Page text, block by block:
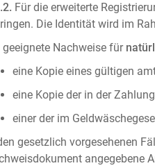
Für die erweiterte
Die Identität wird im
geeignete Nachweise für
eine Kopie eines gültigen
eine Kopie der in der
einer der im
gesetzlich vorgesehenen
angegebene